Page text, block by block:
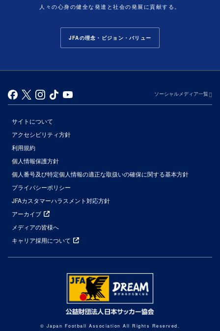
人々の心身の健全な発達と社会の発展に貢献する。
JFAの理念・ビジョン・バリュー
ソーシャルメディア一覧
サイトについて
アクセシビリティ方針
利用規約
個人情報保護方針
個人番号及び特定個人情報の適正な取扱いの確保に関する基本方針
プライバシーポリシー
JFAカスタマーハラスメント対応方針
アーカイブ
メディアの皆様へ
キャリア採用について
© Japan Football Association All Rights Reserved.